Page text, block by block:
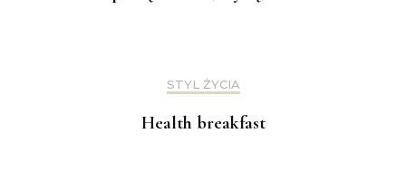
STYL ŻYCIA
Health breakfast